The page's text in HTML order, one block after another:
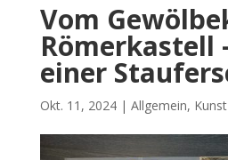
Vom
Römerkastell
einer
Okt. 11, 2024| Allgemein, Kunst